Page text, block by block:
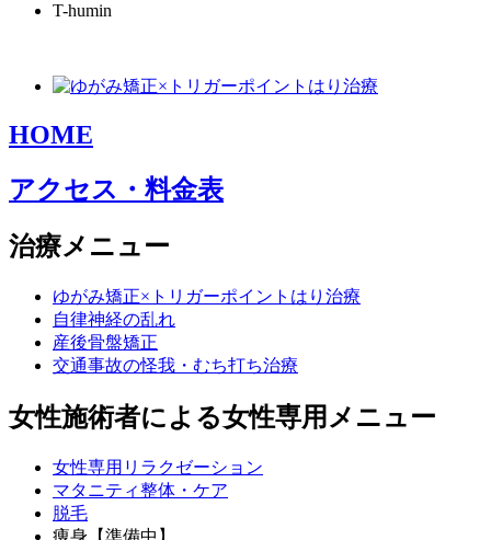
T-humin
HOME
アクセス・料金表
治療メニュー
ゆがみ矯正×トリガーポイントはり治療
自律神経の乱れ
産後骨盤矯正
交通事故の怪我・むち打ち治療
女性施術者による女性専用メニュー
女性専用リラクゼーション
マタニティ整体・ケア
脱毛
痩身【準備中】